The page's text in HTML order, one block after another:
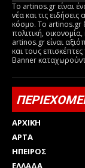
Το artinos.gr είναι
νέα και τις
κόσμο. Το artinos.gr
πολιτική,
artinos.gr είναι
και τους
Banner
ΑΡΧΙΚΗ
ΑΡΤΑ
ΗΠΕΙΡΟΣ
ΕΛΛΑΔΑ